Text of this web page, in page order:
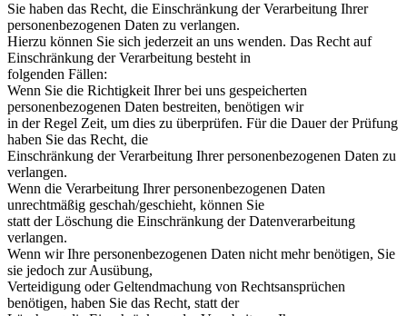
Sie haben das Recht, die Einschränkung der Verarbeitung Ihrer
personenbezogenen Daten zu verlangen.
Hierzu können Sie sich jederzeit an uns wenden. Das Recht auf
Einschränkung der Verarbeitung besteht in
folgenden Fällen:
Wenn Sie die Richtigkeit Ihrer bei uns gespeicherten
personenbezogenen Daten bestreiten, benötigen wir
in der Regel Zeit, um dies zu überprüfen. Für die Dauer der Prüfung
haben Sie das Recht, die
Einschränkung der Verarbeitung Ihrer personenbezogenen Daten zu
verlangen.
Wenn die Verarbeitung Ihrer personenbezogenen Daten
unrechtmäßig geschah/geschieht, können Sie
statt der Löschung die Einschränkung der Datenverarbeitung
verlangen.
Wenn wir Ihre personenbezogenen Daten nicht mehr benötigen, Sie
sie jedoch zur Ausübung,
Verteidigung oder Geltendmachung von Rechtsansprüchen
benötigen, haben Sie das Recht, statt der